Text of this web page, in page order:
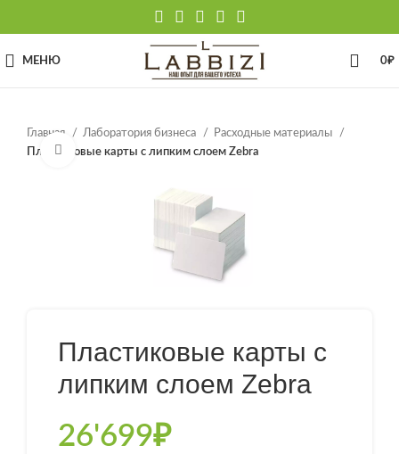
МЕНЮ 0₽
Главная Лаборатория бизнеса
Расходные материалы
Пластиковые карты с липким слоем Zebra
Нажмите, чтобы увеличить
Пластиковые карты с
липким слоем Zebra
26'699₽